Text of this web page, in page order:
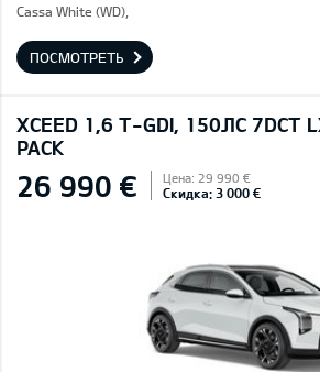
Cassa White (WD),
ПОСМОТРЕТЬ
XCEED 1,6 T-GDI, 150ЛС 7DCT
PACK
26 990 € Цена: 29 990 €
Скидка: 3 000 €